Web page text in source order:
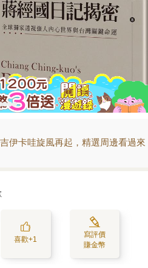
伊卡哇旋風再起，精選周邊看過來
喜歡+1
寫評價
賺金幣